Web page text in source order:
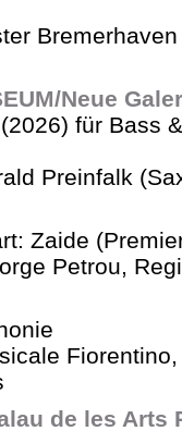
Neue
für Bass
Preinfalk
Zaide
Petrou,
de les Arts